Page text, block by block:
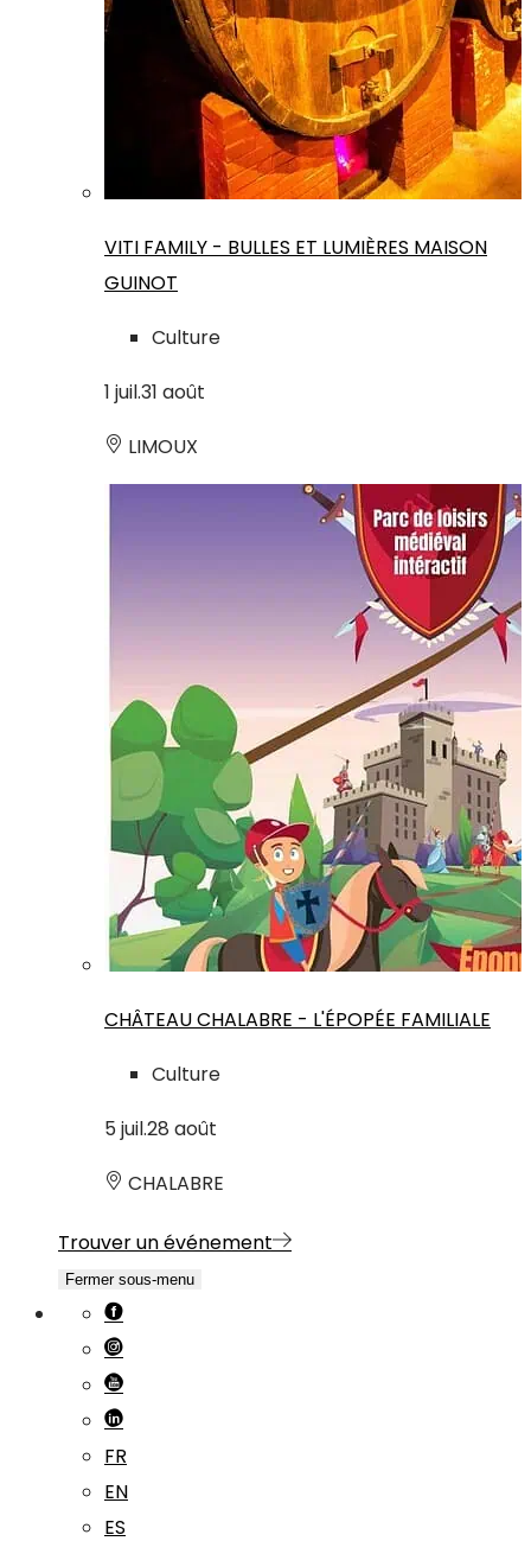
VITI FAMILY - BULLES ET LUMIÈRES MAISON
GUINOT
Culture
1 juil.31 août
LIMOUX
CHÂTEAU CHALABRE - L'ÉPOPÉE FAMILIALE
Culture
5 juil.28 août
CHALABRE
Trouver un événement
Fermer sous-menu
FR
EN
ES